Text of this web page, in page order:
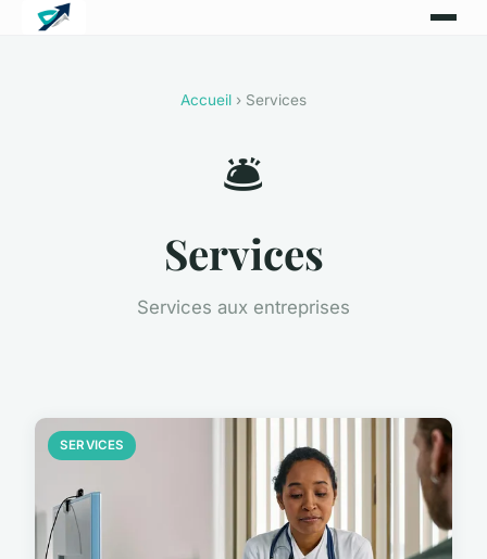
Accueil › Services
🛎️
Services
Services aux entreprises
SERVICES